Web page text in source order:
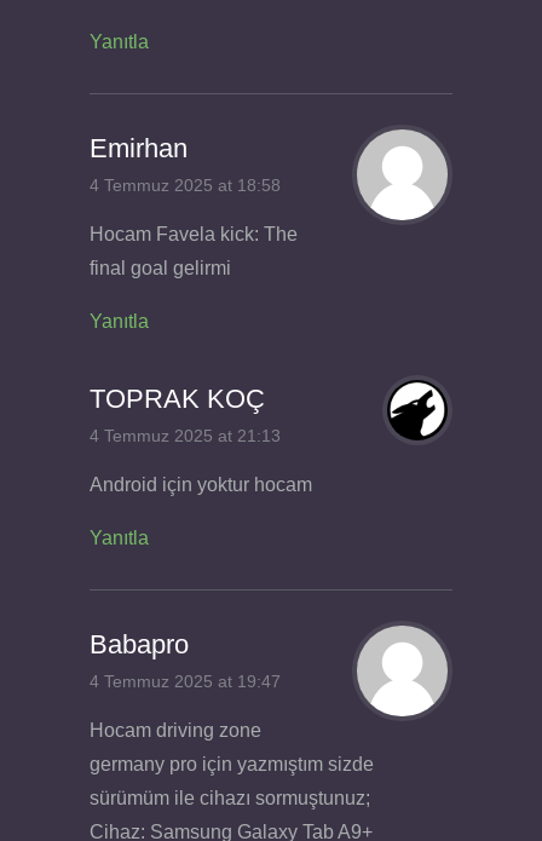
Yanıtla
Emirhan
4 Temmuz 2025 at 18:58
Hocam Favela kick: The
final goal gelirmi
Yanıtla
TOPRAK KOÇ
4 Temmuz 2025 at 21:13
Android için yoktur hocam
Yanıtla
Babapro
4 Temmuz 2025 at 19:47
Hocam driving zone
germany pro için yazmıştım sizde
sürümüm ile cihazı sormuştunuz;
Cihaz: Samsung Galaxy Tab A9+